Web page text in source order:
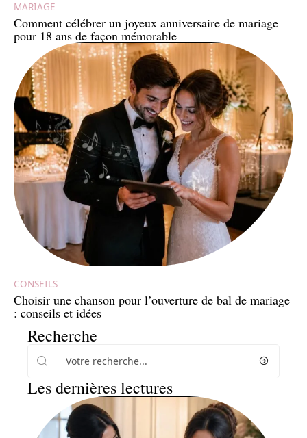
MARIAGE
Comment célébrer un joyeux anniversaire de mariage
pour 18 ans de façon mémorable
CONSEILS
Choisir une chanson pour l’ouverture de bal de mariage
: conseils et idées
Recherche
Les dernières lectures